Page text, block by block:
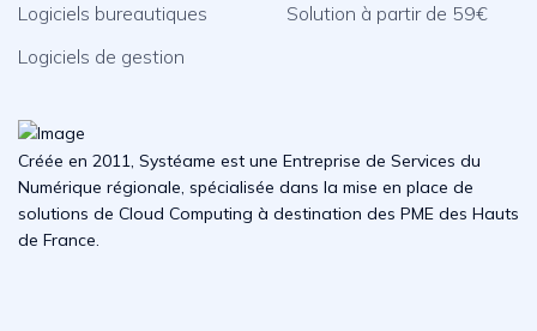
Logiciels bureautiques
Logiciels de gestion
Solution à partir de 59€
Créée en 2011, Systéame est une Entreprise de Services du
Numérique régionale, spécialisée dans la mise en place de
solutions de Cloud Computing à destination des PME des Hauts
de France.